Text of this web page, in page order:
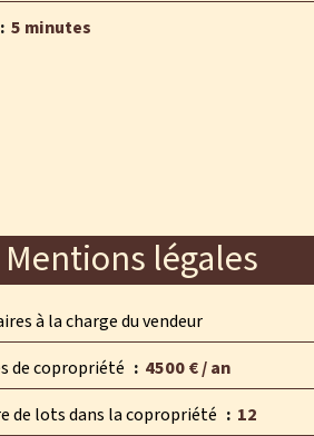
5 minutes
Mentions légales
à la charge du vendeur
de copropriété
4500 € / an
de lots dans la copropriété
12